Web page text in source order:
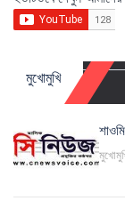
মুখোমুখি